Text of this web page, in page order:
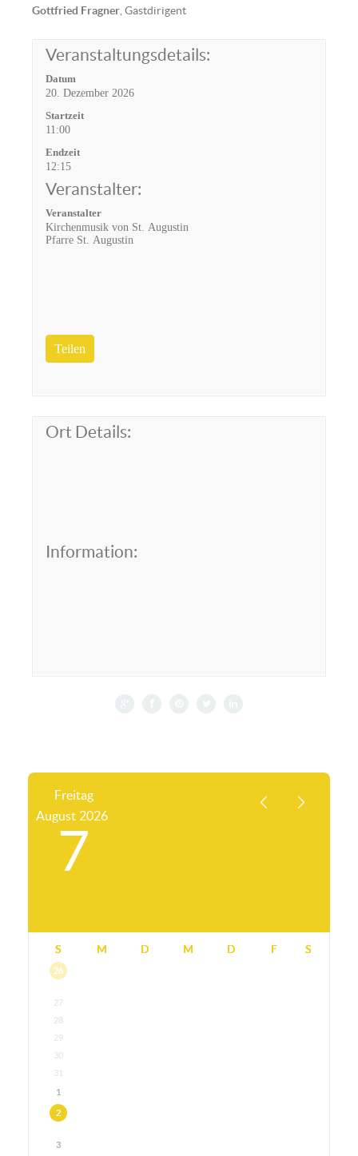
Gottfried Fragner , Gastdirigent
Veranstaltungsdetails:
Datum
20. Dezember 2026
Startzeit
11:00
Endzeit
12:15
Veranstalter:
Veranstalter
Kirchenmusik von St. Augustin
Pfarre St. Augustin
Teilen
Ort Details:
Information:
Freitag
August 2026
7
S M D M D F S
26
27
28
29
30
31
1
2
3